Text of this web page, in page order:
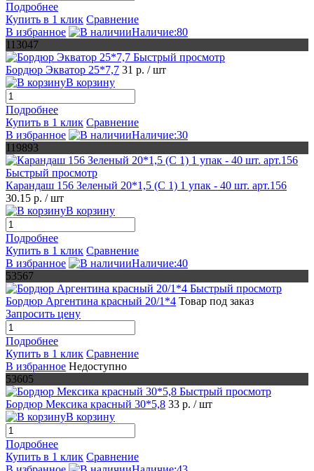
Подробнее
Купить в 1 клик Сравнение
В избранное
Наличие:80
113047
Быстрый просмотр
Бордюр Экватор 25*7,7 31 р. / шт
В корзину
Подробнее
Купить в 1 клик Сравнение
В избранное
Наличие:30
119893
Быстрый просмотр
Карандаш 156 Зеленый 20*1,5 (С 1) 1 упак - 40 шт. арт.156
30.15 р. / шт
В корзину
Подробнее
Купить в 1 клик Сравнение
В избранное
Наличие:40
53567
Быстрый просмотр
Бордюр Аргентина красный 20/1*4 Товар под заказ
Запросить цену
Подробнее
Купить в 1 клик Сравнение
В избранное Недоступно
53605
Быстрый просмотр
Бордюр Мексика красный 30*5,8 33 р. / шт
В корзину
Подробнее
Купить в 1 клик Сравнение